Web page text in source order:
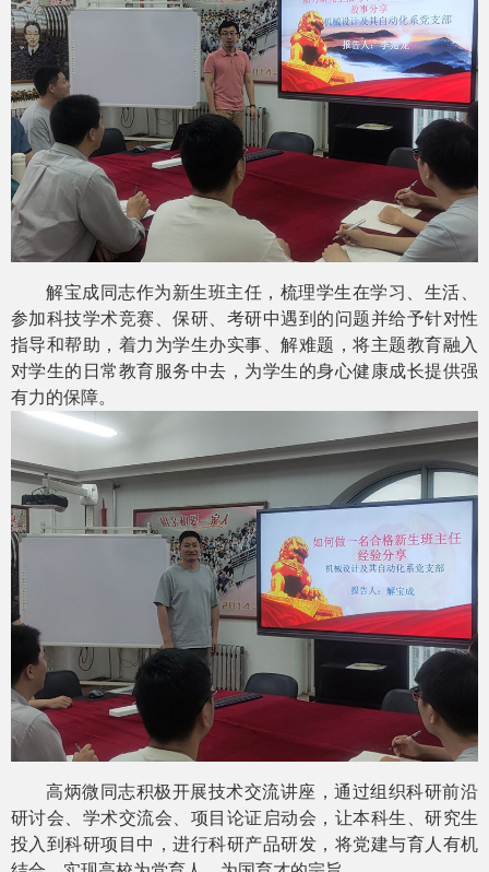
解宝成同志作为新生班主任，梳理学生在学习、生活、
参加科技学术竞赛、保研、考研中遇到的问题并给予针对性
指导和帮助，着力为学生办实事、解难题，将主题教育融入
对学生的日常教育服务中去，为学生的身心健康成长提供强
有力的保障。
高炳微同志积极开展技术交流讲座，通过组织科研前沿
研讨会、学术交流会、项目论证启动会，让本科生、研究生
投入到科研项目中，进行科研产品研发，将党建与育人有机